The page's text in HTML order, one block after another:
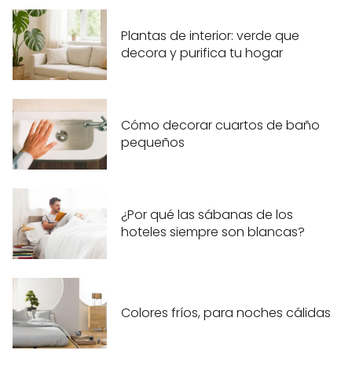
Plantas de interior: verde que
decora y purifica tu hogar
Cómo decorar cuartos de baño
pequeños
¿Por qué las sábanas de los
hoteles siempre son blancas?
Colores fríos, para noches cálidas